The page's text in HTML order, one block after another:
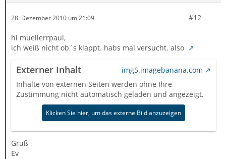
28. Dezember 2010 um 21:09 #12
hi muellerrpaul,
ich weiß nicht ob´s klappt. habs mal versucht. also
Externer Inhalt
img5.imagebanana.com
Inhalte von externen Seiten werden ohne Ihre
Zustimmung nicht automatisch geladen und angezeigt.
Klicken Sie hier, um das externe Bild anzuzeigen
Gruß
Ev